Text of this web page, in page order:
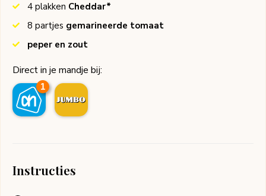
4 plakken Cheddar*
8 partjes gemarineerde tomaat
peper en zout
Direct in je mandje bij:
1
Instructies